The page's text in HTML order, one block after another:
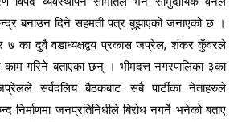
बनाउन दिने सहमती पत्र बुझाएको जनाएको छ ।
७ का दुवै वडाध्यक्षद्वय प्रकास जप्रेल, शंकर कुँवरले
गरिने बताएका छन् । भीमदत्त नगरपालिका ३का
सर्वदलिय बैठकबाट सबै पार्टीका नेताहरुले
निर्माणमा जनप्रतिनिधीले बिरोध नगर्ने भनेको बताए